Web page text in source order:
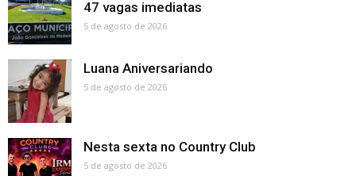
47 vagas imediatas
5 de agosto de 2026
Luana Aniversariando
5 de agosto de 2026
Nesta sexta no Country Club
5 de agosto de 2026